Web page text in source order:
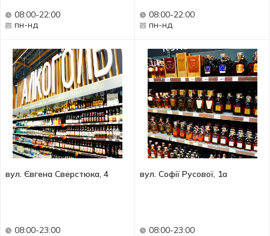
08:00-22:00
пн-нд
08:00-22:00
пн-нд
вул. Євгена Сверстюка, 4
08:00-23:00
вул. Софії Русової, 1а
08:00-23:00